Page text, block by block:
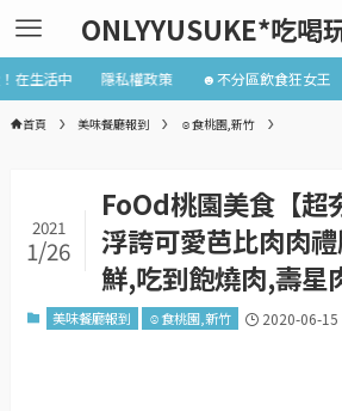
ONLYYUSUKE*吃喝
在生活中 隱私權政策 ☻不分區飲食狂女王
首頁 美味餐廳報到 ☺食桃園,新竹
FoOd桃園美食【超
浮誇可愛芭比肉肉
鮮,吃到飽燒肉,壽星
2021
1/26
美味餐廳報到 ☺食桃園,新竹 2020-06-15